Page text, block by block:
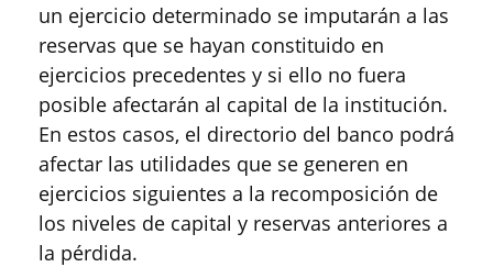
un ejercicio determinado se imputarán a las
reservas que se hayan constituido en
ejercicios precedentes y si ello no fuera
posible afectarán al capital de la institución.
En estos casos, el directorio del banco podrá
afectar las utilidades que se generen en
ejercicios siguientes a la recomposición de
los niveles de capital y reservas anteriores a
la pérdida.